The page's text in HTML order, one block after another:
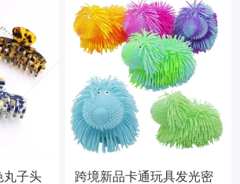
丸子头
跨境新品卡通玩具发光密